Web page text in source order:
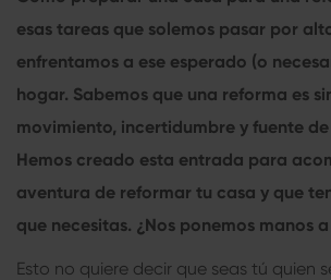
esas tareas que solemos pasar por
enfrentamos a ese esperado (o
hogar. Sabemos que una reforma es
movimiento, incertidumbre y fuente
Hemos creado esta entrada para
aventura de reformar tu casa y que
que necesitas. ¿Nos ponemos manos
Esto no quiere decir que seas tú quien